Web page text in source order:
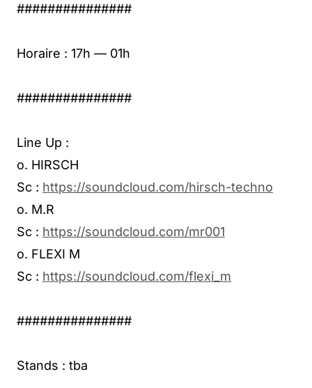
###############
Horaire : 17h — 01h
###############
Line Up :
o. HIRSCH
Sc : https://soundcloud.com/hirsch-techno
o. M.R
Sc : https://soundcloud.com/mr001
o. FLEXI M
Sc : https://soundcloud.com/flexi_m
###############
Stands : tba